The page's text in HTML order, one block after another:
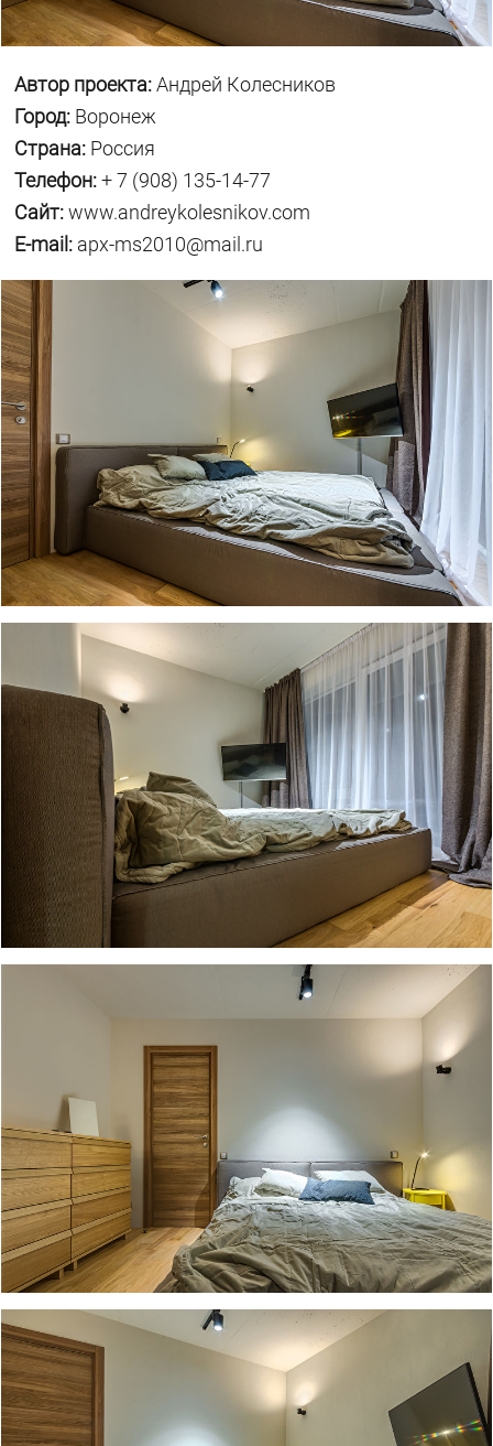
Автор проекта:Андрей Колесников
Город: Воронеж
Страна: Россия
Телефон:+ 7 (908) 135-14-77
Сайт:www.andreykolesnikov.com
E-mail: apx-ms2010@mail.ru